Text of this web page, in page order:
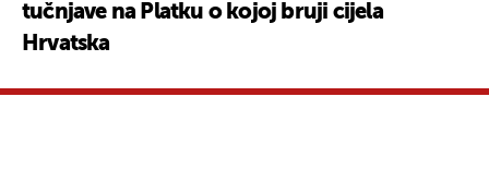
tučnjave na Platku o kojoj bruji cijela
Hrvatska